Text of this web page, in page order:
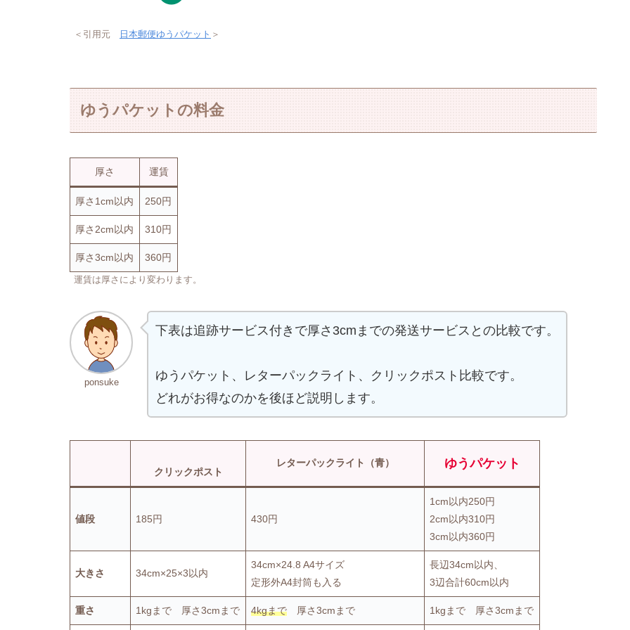
＜引用元 日本郵便ゆうパケット ＞
ゆうパケットの料金
厚さ 運賃
厚さ1cm以内 250円
厚さ2cm以内 310円
厚さ3cm以内 360円
運賃は厚さにより変わります。
ponsuke
下表は追跡サービス付きで厚さ3cmまでの発送サービスとの比較です。
ゆうパケット、レターパックライト、クリックポスト比較です。
どれがお得なのかを後ほど説明します。
クリックポスト
レターパックライト（青） ゆうパケット
値段 185円 430円
1cm以内250円
2cm以内310円
3cm以内360円
大きさ 34cm×25×3以内
34cm×24.8 A4サイズ
定形外A4封筒も入る
長辺34cm以内、
3辺合計60cm以内
重さ 1kgまで 厚さ3cmまで 4kgまで 厚さ3cmまで 1kgまで 厚さ3cmまで